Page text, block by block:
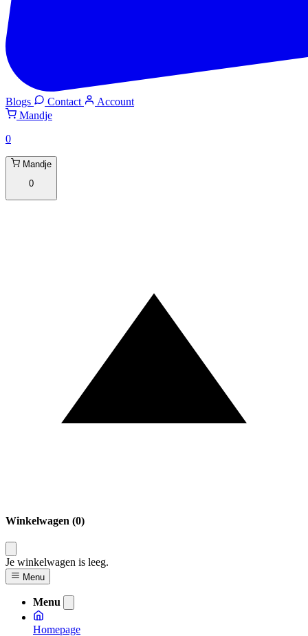
Blogs Contact
Account
Mandje
0
Mandje
0
Winkelwagen (0)
Je winkelwagen is leeg.
Menu
Menu
Homepage